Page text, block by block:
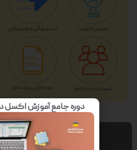
عضویت در خبر
دوره جامع آموزش اکسل